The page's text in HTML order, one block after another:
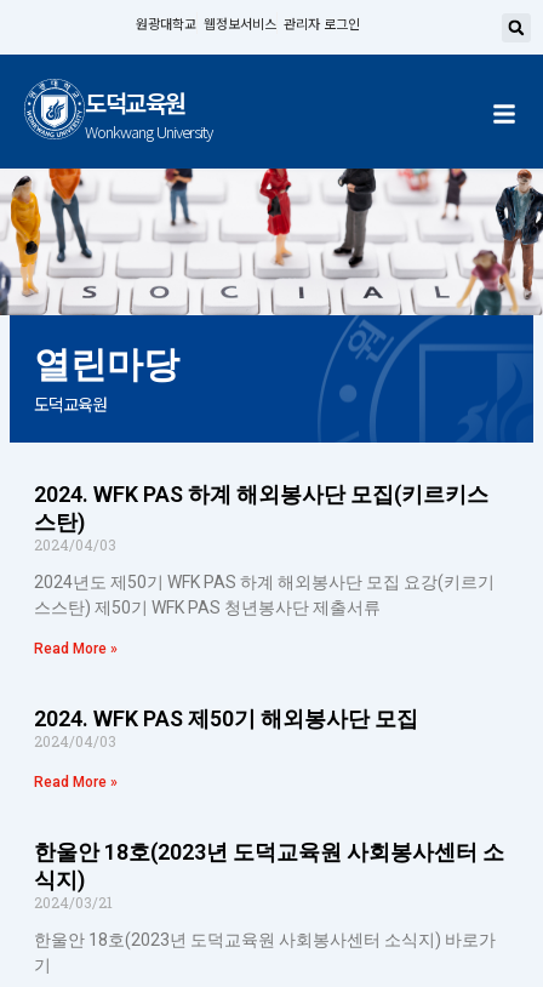
뛰
기
원광대학교 웹정보서비스 관리자 로그인
도덕교육원
Wonkwang University
열린마당
도덕교육원
2024. WFK PAS 하계 해외봉사단 모집(키르키스
스탄)
2024/04/03
2024년도 제50기 WFK PAS 하계 해외봉사단 모집 요강(키르기
스스탄) 제50기 WFK PAS 청년봉사단 제출서류
Read More »
2024. WFK PAS 제50기 해외봉사단 모집
2024/04/03
Read More »
한울안 18호(2023년 도덕교육원 사회봉사센터 소
식지)
2024/03/21
한울안 18호(2023년 도덕교육원 사회봉사센터 소식지) 바로가
기
PagePagePage Page